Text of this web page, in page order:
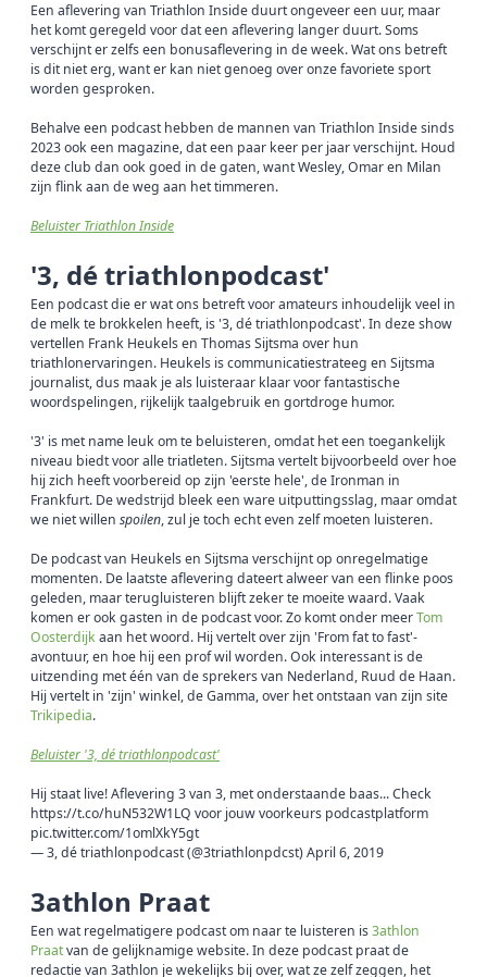
Een aflevering van Triathlon Inside duurt ongeveer een uur, maar
het komt geregeld voor dat een aflevering langer duurt. Soms
verschijnt er zelfs een bonusaflevering in de week. Wat ons betreft
is dit niet erg, want er kan niet genoeg over onze favoriete sport
worden gesproken.
Behalve een podcast hebben de mannen van Triathlon Inside sinds
2023 ook een magazine, dat een paar keer per jaar verschijnt. Houd
deze club dan ook goed in de gaten, want Wesley, Omar en Milan
zijn flink aan de weg aan het timmeren.
Beluister Triathlon Inside
'3, dé triathlonpodcast'
Een podcast die er wat ons betreft voor amateurs inhoudelijk veel in
de melk te brokkelen heeft, is '3, dé triathlonpodcast'. In deze show
vertellen Frank Heukels en Thomas Sijtsma over hun
triathlonervaringen. Heukels is communicatiestrateeg en Sijtsma
journalist, dus maak je als luisteraar klaar voor fantastische
woordspelingen, rijkelijk taalgebruik en gortdroge humor.
'3' is met name leuk om te beluisteren, omdat het een toegankelijk
niveau biedt voor alle triatleten. Sijtsma vertelt bijvoorbeeld over hoe
hij zich heeft voorbereid op zijn 'eerste hele', de Ironman in
Frankfurt. De wedstrijd bleek een ware uitputtingsslag, maar omdat
we niet willen spoilen, zul je toch echt even zelf moeten luisteren.
De podcast van Heukels en Sijtsma verschijnt op onregelmatige
momenten. De laatste aflevering dateert alweer van een flinke poos
geleden, maar terugluisteren blijft zeker te moeite waard. Vaak
komen er ook gasten in de podcast voor. Zo komt onder meerTom
Oosterdijkaan het woord. Hij vertelt over zijn 'From fat to fast'-
avontuur, en hoe hij een prof wil worden. Ook interessant is de
uitzending met één van de sprekers van Nederland, Ruud de Haan.
Hij vertelt in 'zijn' winkel, de Gamma, over het ontstaan van zijn site
Trikipedia.
Beluister '3, dé triathlonpodcast'
Hij staat live! Aflevering 3 van 3, met onderstaande baas... Check
https://t.co/huN532W1LQ voor jouw voorkeurs podcastplatform
pic.twitter.com/1omlXkY5gt
— 3, dé triathlonpodcast (@3triathlonpdcst)April 6, 2019
3athlon Praat
Een wat regelmatigere podcast om naar te luisteren is3athlon
Praatvan de gelijknamige website. In deze podcast praat de
redactie van 3athlon je wekelijks bij over, wat ze zelf zeggen, het